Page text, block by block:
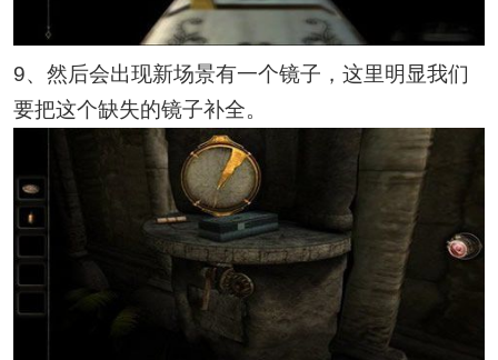
9、然后会出现新场景有一个镜子，这里明显我们
要把这个缺失的镜子补全。